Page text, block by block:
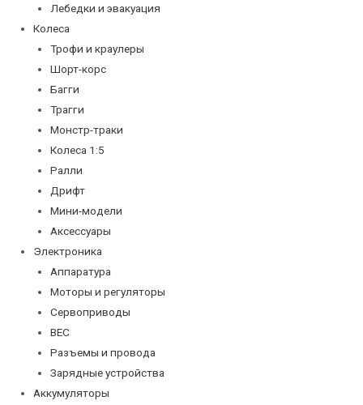
Лебедки и эвакуация
Колеса
Трофи и краулеры
Шорт-корс
Багги
Трагги
Монстр-траки
Колеса 1:5
Ралли
Дрифт
Мини-модели
Аксессуары
Электроника
Аппаратура
Моторы и регуляторы
Сервоприводы
BEC
Разъемы и провода
Зарядные устройства
Аккумуляторы